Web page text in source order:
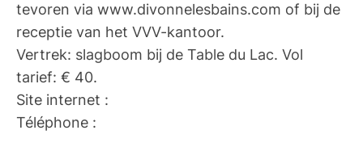
tevoren via www.divonnelesbains.com of bij de
receptie van het VVV-kantoor.
Vertrek: slagboom bij de Table du Lac. Vol
tarief: € 40.
Site internet :
Téléphone :